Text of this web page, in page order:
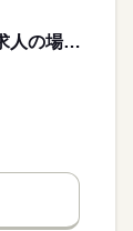
201,000円〜350,000円 ※フルタイム求人の場合は月額（換算額）、パート求人の場合は時間額を表示しています。